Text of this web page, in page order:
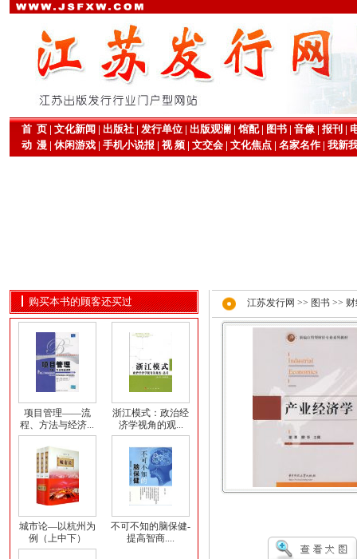
首 页| 文化新闻 | 出版社| 发行单位| 出版观澜 | 馆配| 图书| 音像| 报刊 |
动 漫| 休闲游戏| 手机小说报| 视 频| 文交会| 文化焦点| 名家名作| 我新
购买本书的顾客还买过
项目管理——流
程、方法与经济...
浙江模式：政治经
济学视角的观...
城市论—以杭州为
例（上中下）
不可不知的脑保健-
提高智商....
江苏发行网 >> 图书 >>